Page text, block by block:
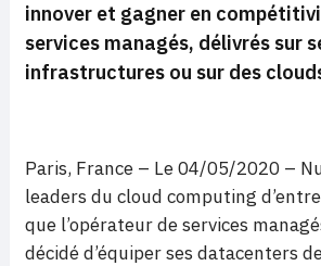
innover et gagner en
services managés, délivrés sur
infrastructures ou sur des
Paris, France – Le 04/05/2020 –
leaders du cloud computing
que l’opérateur de services
décidé d’équiper ses datacenters